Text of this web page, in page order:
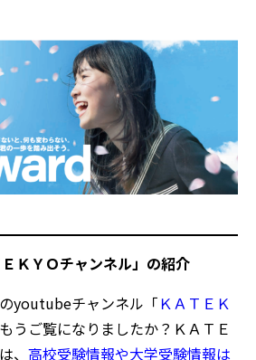
ＫＹＯチャンネル」の紹介
youtubeチャンネル「ＫＡＴＥＫ
うご覧になりましたか？ＫＡＴＥ
、 高校受験情報や大学受験情報は